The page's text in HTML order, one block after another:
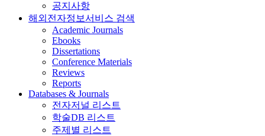
공지사항
해외전자정보서비스 검색
Academic Journals
Ebooks
Dissertations
Conference Materials
Reviews
Reports
Databases & Journals
전자저널 리스트
학술DB 리스트
주제별 리스트